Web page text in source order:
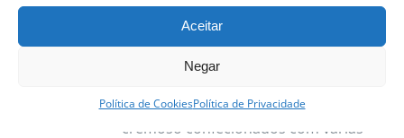
Aceitar
Negar
Política de CookiesPolítica de Privacidade
on
the
product
page
trabalhar vasta gama de produtos.
Destacamos os Pastéis de Nata, com
a sua massa estaladiça e recheio
cremoso confecionados com várias